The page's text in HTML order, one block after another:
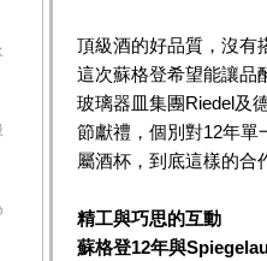
頂級酒的好品質，沒有
這次蘇格登希望能讓品
玻璃器皿集團Riedel及
節獻禮，個別對12年單
屬酒杯，到底這樣的合
精工與巧思的互動
蘇格登12年與